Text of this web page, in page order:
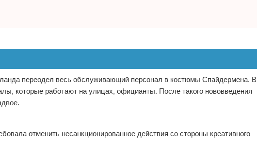
переодел весь обслуживающий персонал в костюмы Спайдермена. В
которые работают на улицах, официанты. После такого нововведения
отменить несанкционированное действия со стороны креативного